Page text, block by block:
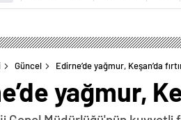
Güncel Edirne’de yağmur, Keşan’da
yağmur,